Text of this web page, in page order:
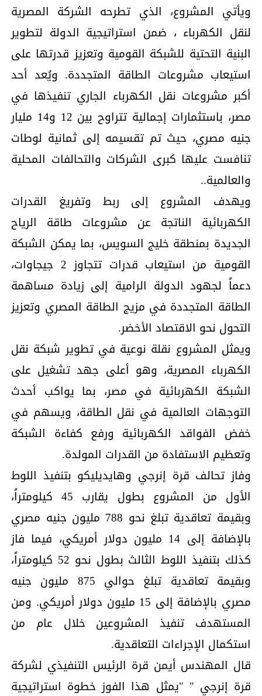
ويأتي المشروع، الذي تطرحه الشركة المصرية
لنقل الكهرباء ، ضمن استراتيجية الدولة لتطوير
البنية التحتية للشبكة القومية وتعزيز قدرتها على
استيعاب مشروعات الطاقة المتجددة. ويُعد أحد
أكبر مشروعات نقل الكهرباء الجاري تنفيذها في
مصر، باستثمارات إجمالية تتراوح بين 12 و14 مليار
جنيه مصري، حيث تم تقسيمه إلى ثمانية لوطات
تنافست عليها كبرى الشركات والتحالفات المحلية
والعالمية..
ويهدف المشروع إلى ربط وتفريغ القدرات
الكهربائية الناتجة عن مشروعات طاقة الرياح
الجديدة بمنطقة خليج السويس، بما يمكن الشبكة
القومية من استيعاب قدرات تتجاوز 2 جيجاوات،
دعماً لجهود الدولة الرامية إلى زيادة مساهمة
الطاقة المتجددة في مزيج الطاقة المصري وتعزيز
التحول نحو الاقتصاد الأخضر.
ويمثل المشروع نقلة نوعية في تطوير شبكة نقل
الكهرباء المصرية، وهو أعلى جهد تشغيل على
الشبكة الكهربائية في مصر، بما يواكب أحدث
التوجهات العالمية في نقل الطاقة، ويسهم في
خفض الفواقد الكهربائية ورفع كفاءة الشبكة
وتعظيم الاستفادة من القدرات المولدة.
وفاز تحالف قرة إنرجي وهايديليكو بتنفيذ اللوط
الأول من المشروع بطول يقارب 45 كيلومتراً،
وبقيمة تعاقدية تبلغ نحو 788 مليون جنيه مصري
بالإضافة إلى 14 مليون دولار أمريكي، فيما فاز
كذلك بتنفيذ اللوط الثالث بطول نحو 52 كيلومتراً،
وبقيمة تعاقدية تبلغ حوالي 875 مليون جنيه
مصري بالإضافة إلى 15 مليون دولار أمريكي. ومن
المستهدف تنفيذ المشروعين خلال عام من
استكمال الإجراءات التعاقدية.
قال المهندس أيمن قرة الرئيس التنفيذي لشركة
قرة إنرجي " "يمثل هذا الفوز خطوة استراتيجية